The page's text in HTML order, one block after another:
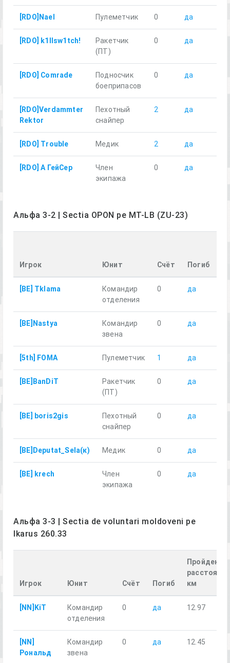
[RDO]Nael Пулеметчик 0 да
[RDO] k1llsw1tch!
Ракетчик
(ПТ)
0 да
[RDO] Comrade
Подносчик
боеприпасов
0 да
[RDO]Verdammter
Rektor
Пехотный
снайпер
2 да
[RDO] Trouble Медик 2 да
[RDO] А ГейСер
Член
экипажа
0 да
Альфа 3-2 | Sectia OPON pe MT-LB (ZU-23)
Игрок Юнит Счёт Погиб
[BE] Tklama
Командир
отделения
0 да
[BE]Nastya
Командир
звена
0 да
[5th] FOMA Пулеметчик 1 да
[BE]BanDiT
Ракетчик
(ПТ)
0 да
[BE] boris2gis
Пехотный
снайпер
0 да
[BE]Deputat_Sela(к) Медик 0 да
[BE] krech
Член
экипажа
0 да
Альфа 3-3 | Sectia de voluntari moldoveni pe
Ikarus 260.33
Игрок Юнит Счёт Погиб
км
[NN]KiT
Командир
отделения
0 да 12.97
[NN]
Рональд
Командир
звена
0 да 12.45